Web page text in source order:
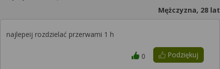
Mężczyzna, 28 lat
najlepeij rozdzielać przerwami 1 h
Podziękuj
0